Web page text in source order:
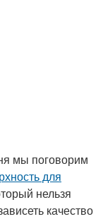
мы поговорим
для
нельзя
качество